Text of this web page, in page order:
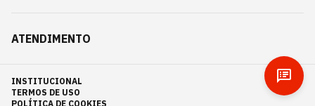
ATENDIMENTO
INSTITUCIONAL
TERMOS DE USO
POLÍTICA DE COOKIES